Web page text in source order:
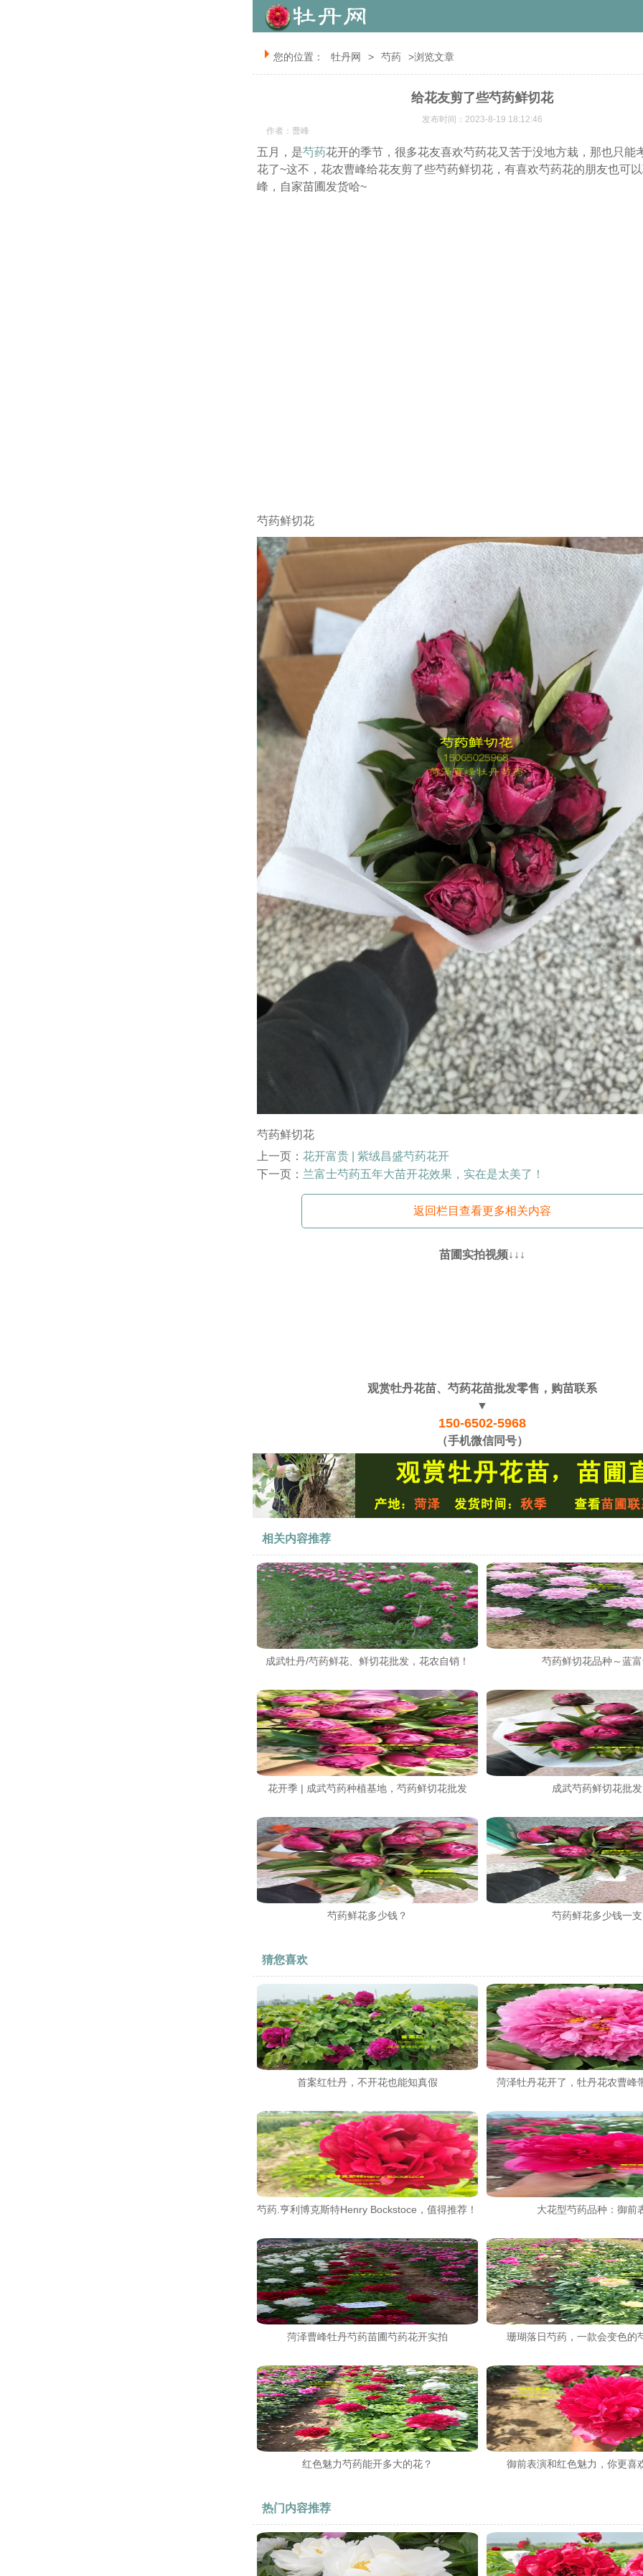
您的位置： 牡丹网 > 芍药 >浏览文章
给花友剪了些芍药鲜切花
发布时间：2023-8-19 18:12:46
作者：曹峰
五月，是芍药花开的季节，很多花友喜欢芍药花又苦于没地方栽，那也只能
花了~这不，花农曹峰给花友剪了些芍药鲜切花，有喜欢芍药花的朋友也可
峰，自家苗圃发货哈~
芍药鲜切花
芍药鲜切花
上一页：花开富贵 | 紫绒昌盛芍药花开
下一页： 兰富士芍药五年大苗开花效果，实在是太美了！
返回栏目查看更多相关内容
苗圃实拍视频↓↓↓
观赏牡丹花苗、芍药花苗批发零售，购苗联系
▼
150-6502-5968
（手机微信同号）
相关内容推荐
成武牡丹/芍药鲜花、鲜切花批发，花农自销！ 芍药鲜切花品种～蓝
花开季 | 成武芍药种植基地，芍药鲜切花批发 成武芍药鲜切花批发
芍药鲜花多少钱？ 芍药鲜花多少钱一支
猜您喜欢
首案红牡丹，不开花也能知真假 菏泽牡丹花开了，牡丹花农曹峰
芍药.亨利博克斯特Henry Bockstoce，值得推荐！ 大花型芍药品种：御前
菏泽曹峰牡丹芍药苗圃芍药花开实拍 珊瑚落日芍药，一款会变色的
红色魅力芍药能开多大的花？ 御前表演和红色魅力，你更喜
热门内容推荐